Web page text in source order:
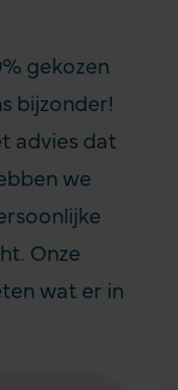
gekozen
bijzonder!
advies dat
we
Onze
wat er in